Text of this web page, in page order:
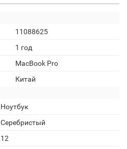
11088625
1 год
MacBook Pro
Китай
Ноутбук
Серебристый
12